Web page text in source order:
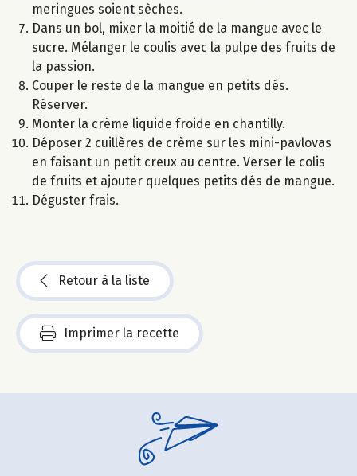
meringues soient sèches.
Dans un bol, mixer la moitié de la mangue avec le
sucre. Mélanger le coulis avec la pulpe des fruits de
la passion.
Couper le reste de la mangue en petits dés.
Réserver.
Monter la crème liquide froide en chantilly.
Déposer 2 cuillères de crème sur les mini-pavlovas
en faisant un petit creux au centre. Verser le colis
de fruits et ajouter quelques petits dés de mangue.
Déguster frais.
Retour à la liste
Imprimer la recette